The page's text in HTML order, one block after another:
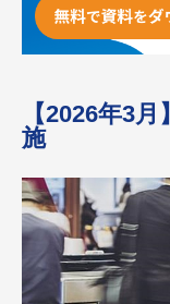
【2026年3
施